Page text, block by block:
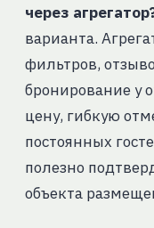
через
варианта.
фильтров,
бронирование у
цену, гибкую
постоянных
полезно
объекта